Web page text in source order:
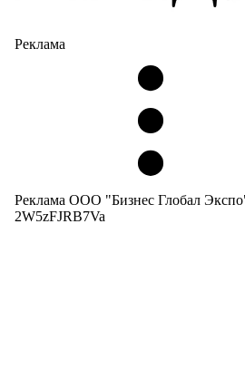
Реклама
Реклама ООО "Бизнес Глобал
2W5zFJRB7Va